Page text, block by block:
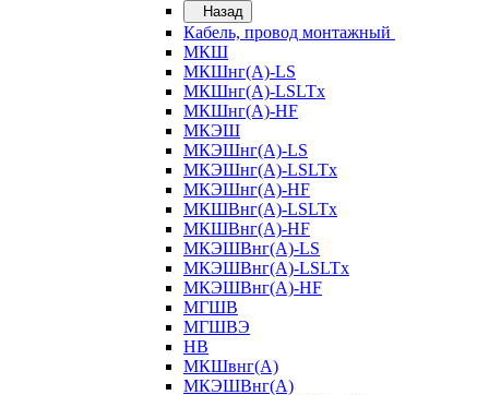
Назад
Кабель, провод монтажный
МКШ
МКШнг(А)-LS
МКШнг(А)-LSLTx
МКШнг(А)-HF
МКЭШ
МКЭШнг(А)-LS
МКЭШнг(А)-LSLTx
МКЭШнг(А)-HF
МКШВнг(A)-LSLTx
МКШВнг(А)-HF
МКЭШВнг(А)-LS
МКЭШВнг(A)-LSLTx
МКЭШВнг(А)-HF
МГШВ
МГШВЭ
НВ
МКШвнг(А)
МКЭШВнг(А)